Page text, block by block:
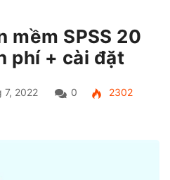
mềm SPSS 20
phí + cài đặt
7, 2022 0
2302